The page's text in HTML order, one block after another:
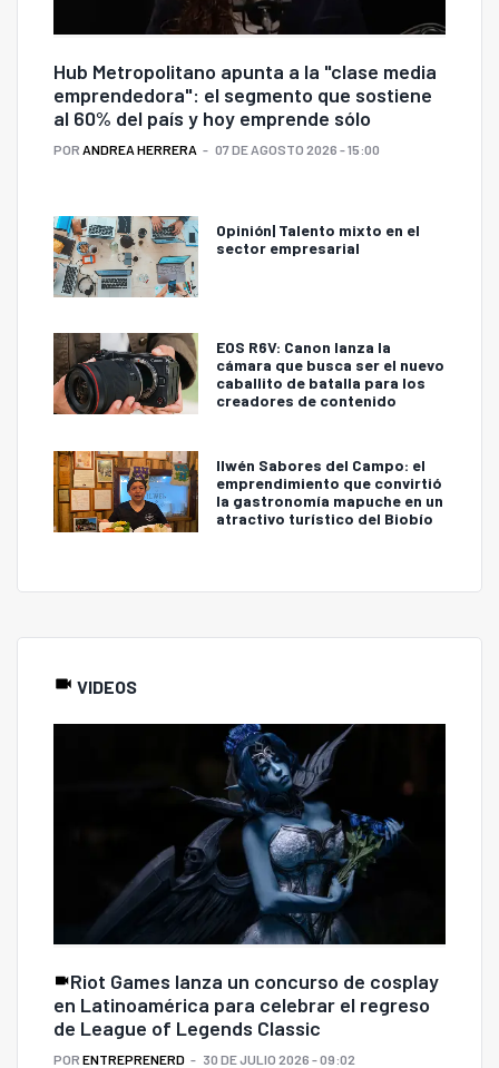
Hub Metropolitano apunta a la "clase media
emprendedora": el segmento que sostiene
al 60% del país y hoy emprende sólo
POR ANDREA HERRERA 07 DE AGOSTO 2026 - 15:00
Opinión| Talento mixto en el
sector empresarial
EOS R6V: Canon lanza la
cámara que busca ser el nuevo
caballito de batalla para los
creadores de contenido
Ilwén Sabores del Campo: el
emprendimiento que convirtió
la gastronomía mapuche en un
atractivo turístico del Biobío
VIDEOS
Riot Games lanza un concurso de cosplay
en Latinoamérica para celebrar el regreso
de League of Legends Classic
POR ENTREPRENERD 30 DE JULIO 2026 - 09:02